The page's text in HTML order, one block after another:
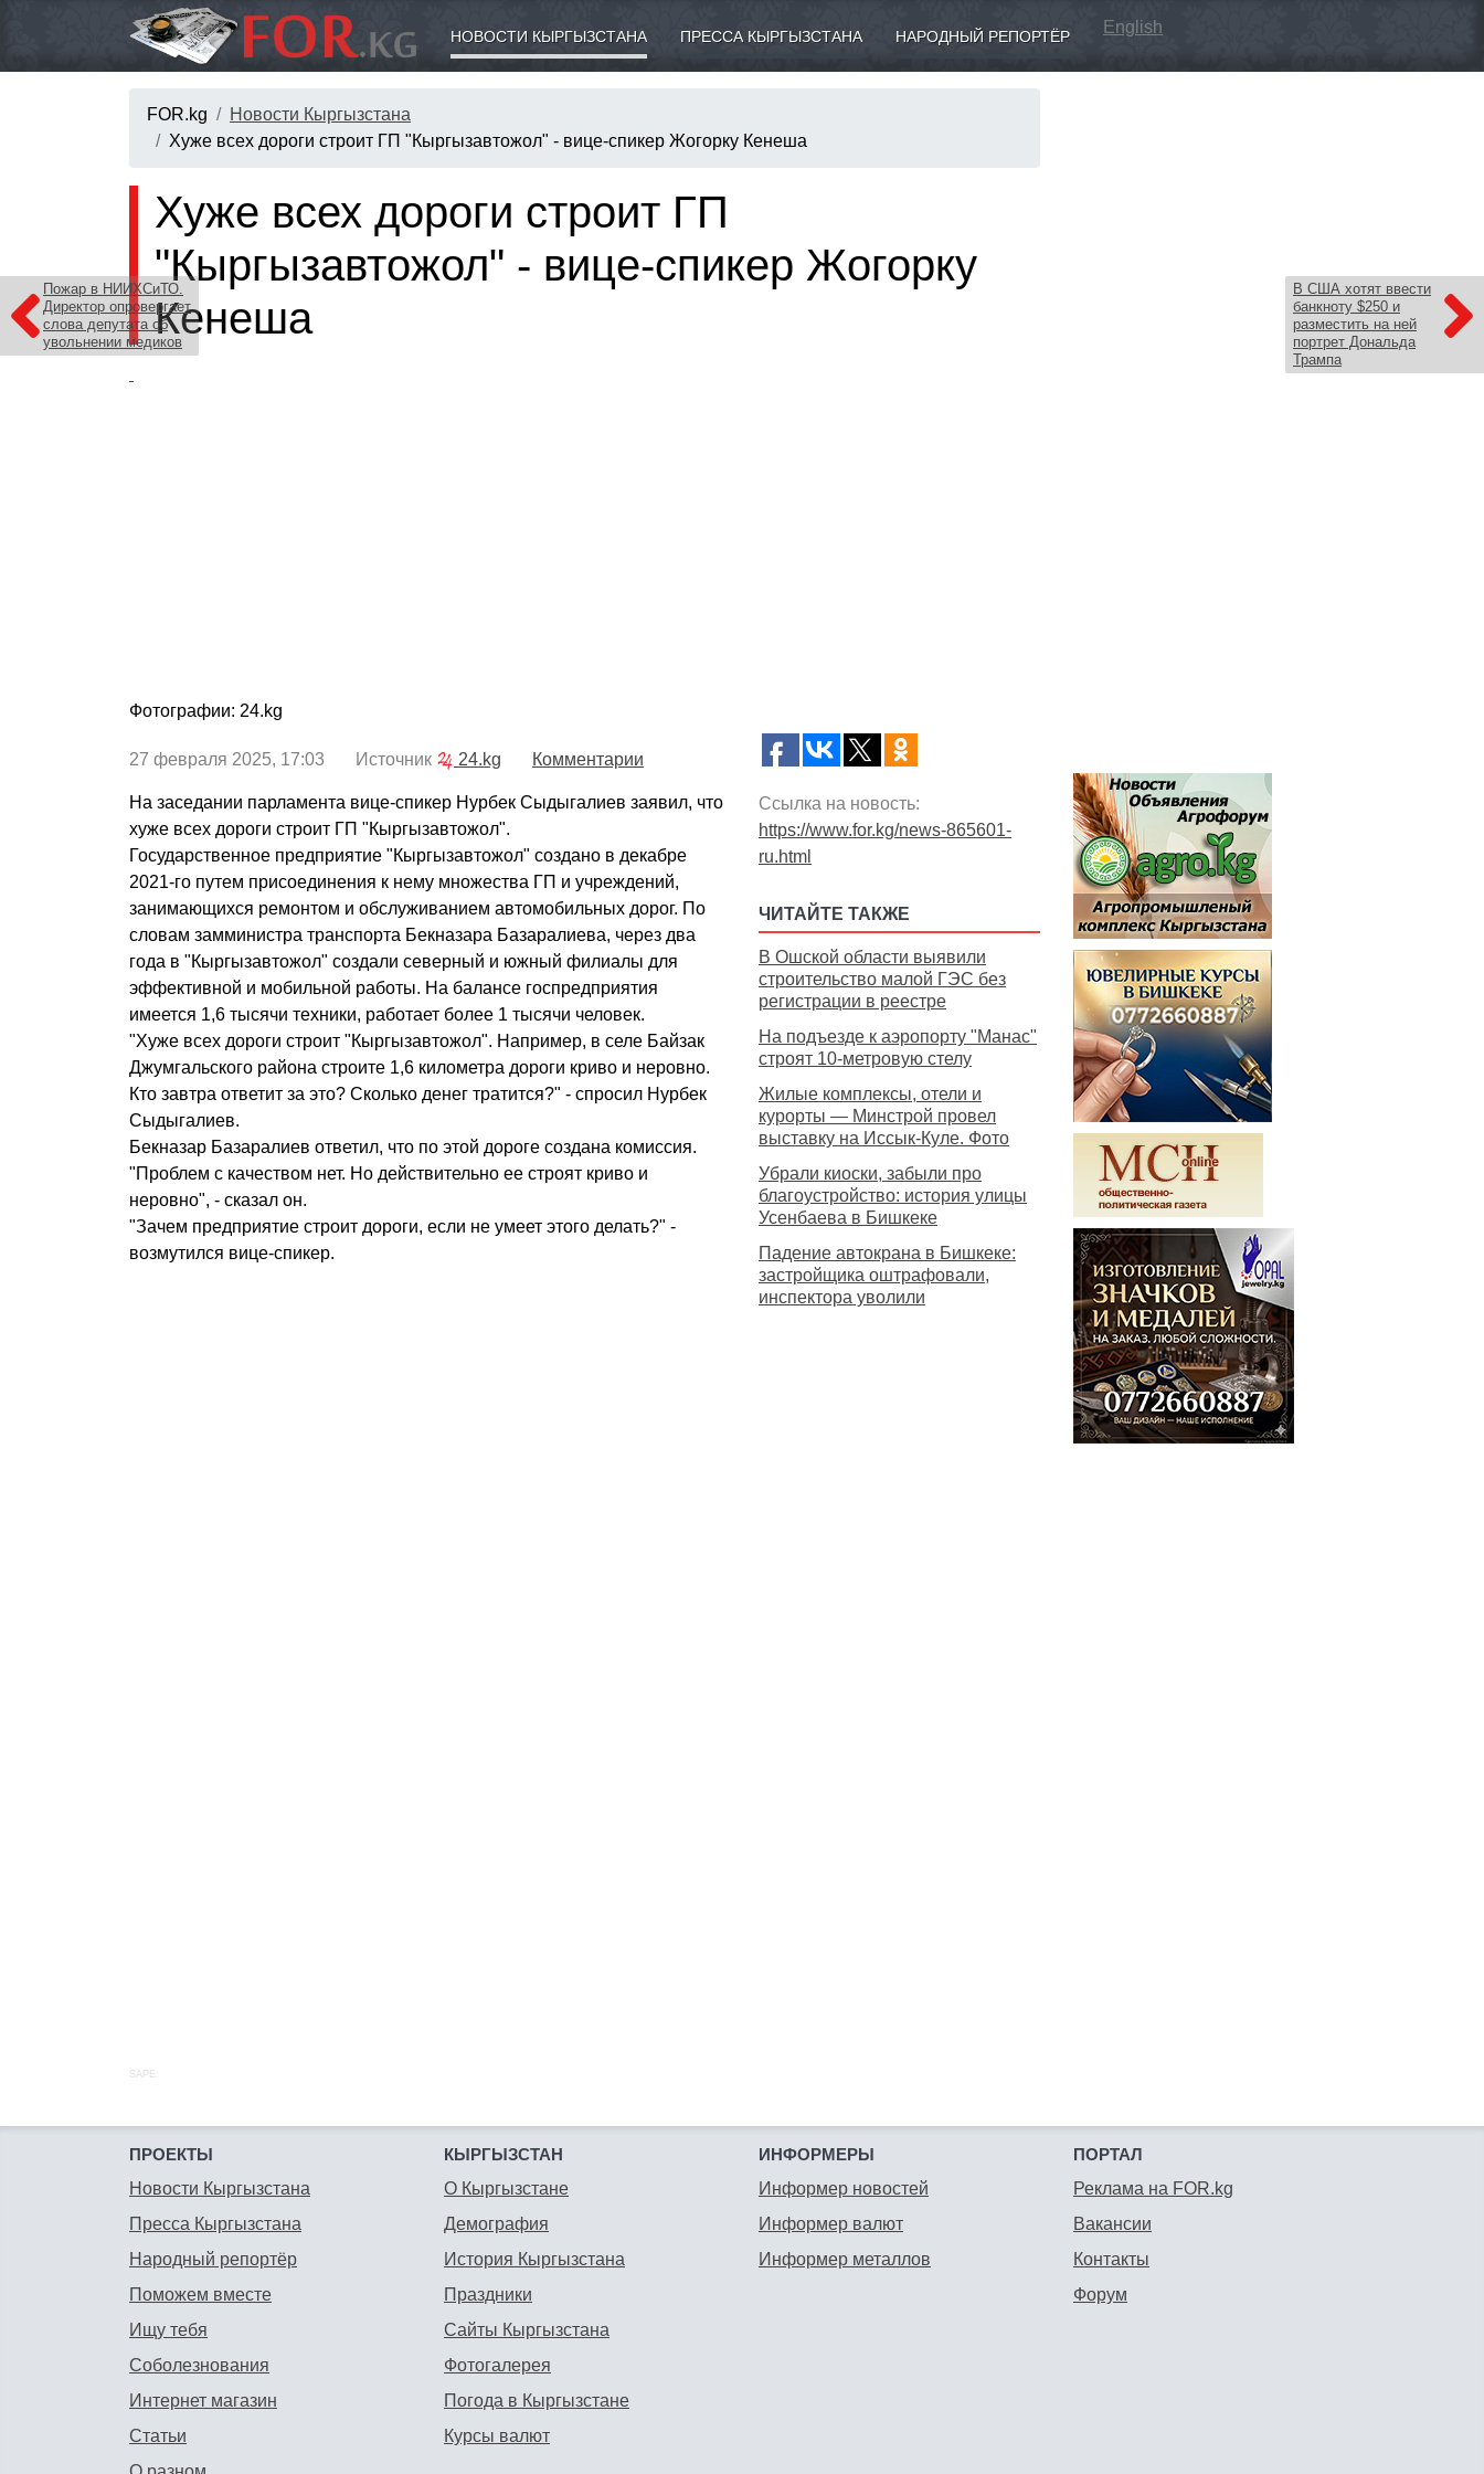
НОВОСТИ КЫРГЫЗСТАНА ПРЕССА КЫРГЫЗСТАНА НАРОДНЫЙ РЕПОРТЁР English
FOR.kg
Новости Кыргызстана
Хуже всех дороги строит ГП "Кыргызавтожол" - вице-спикер Жогорку Кенеша
Пожар в НИИХСиТО.
Директор опровергает
слова депутата об
увольнении медиков
В США хотят ввести
банкноту $250 и
разместить на ней
портрет Дональда
Трампа
Хуже всех дороги строит ГП
"Кыргызавтожол" - вице-спикер Жогорку
Кенеша
Фотографии: 24.kg
27 февраля 2025, 17:03 Источник 24.kg Комментарии
На заседании парламента вице-спикер Нурбек Сыдыгалиев заявил, что
хуже всех дороги строит ГП "Кыргызавтожол".
Государственное предприятие "Кыргызавтожол" создано в декабре
2021-го путем присоединения к нему множества ГП и учреждений,
занимающихся ремонтом и обслуживанием автомобильных дорог. По
словам замминистра транспорта Бекназара Базаралиева, через два
года в "Кыргызавтожол" создали северный и южный филиалы для
эффективной и мобильной работы. На балансе госпредприятия
имеется 1,6 тысячи техники, работает более 1 тысячи человек.
"Хуже всех дороги строит "Кыргызавтожол". Например, в селе Байзак
Джумгальского района строите 1,6 километра дороги криво и неровно.
Кто завтра ответит за это? Сколько денег тратится?" - спросил Нурбек
Сыдыгалиев.
Бекназар Базаралиев ответил, что по этой дороге создана комиссия.
"Проблем с качеством нет. Но действительно ее строят криво и
неровно", - сказал он.
"Зачем предприятие строит дороги, если не умеет этого делать?" -
возмутился вице-спикер.
Ссылка на новость:
https://www.for.kg/news-865601-
ru.html
ЧИТАЙТЕ ТАКЖЕ
В Ошской области выявили
строительство малой ГЭС без
регистрации в реестре
На подъезде к аэропорту "Манас"
строят 10-метровую стелу
Жилые комплексы, отели и
курорты — Минстрой провел
выставку на Иссык-Куле. Фото
Убрали киоски, забыли про
благоустройство: история улицы
Усенбаева в Бишкеке
Падение автокрана в Бишкеке:
застройщика оштрафовали,
инспектора уволили
SAPE:
ПРОЕКТЫ
Новости Кыргызстана
Пресса Кыргызстана
Народный репортёр
Поможем вместе
Ищу тебя
Соболезнования
Интернет магазин
Статьи
КЫРГЫЗСТАН
О Кыргызстане
Демография
История Кыргызстана
Праздники
Сайты Кыргызстана
Фотогалерея
Погода в Кыргызстане
Курсы валют
ИНФОРМЕРЫ
Информер новостей
Информер валют
Информер металлов
ПОРТАЛ
Реклама на FOR.kg
Вакансии
Контакты
Форум